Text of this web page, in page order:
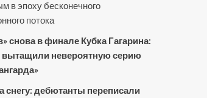
в эпоху бесконечного
потока
снова в финале Кубка Гагарина:
невероятную серию
снегу: дебютанты переписали